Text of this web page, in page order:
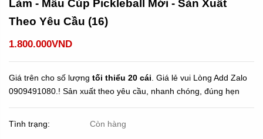
Làm - Mẫu Cúp Pickleball Mới - Sản Xuất
Theo Yêu Cầu (16)
1.800.000VND
Giá trên cho số lượng tối thiểu 20 cái . Giá lẻ vui Lòng Add Zalo
0909491080.! Sản xuất theo yêu cầu, nhanh chóng, đúng hẹn
Tình trạng: Còn hàng